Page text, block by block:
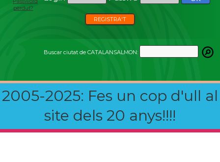
perdut?
REGISTRA'T
Buscar ciutat de CATALANSALMON:
2005-2025: Fes un cop d'ull al
site dels 20 anys!!!!